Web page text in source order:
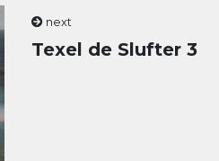
next
Texel de Slufter 3